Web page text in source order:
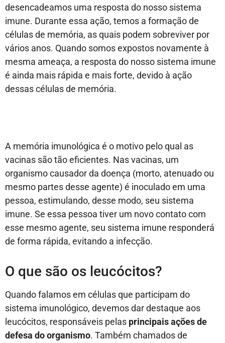
desencadeamos uma resposta do nosso sistema
imune. Durante essa ação, temos a formação de
células de memória, as quais podem sobreviver por
vários anos. Quando somos expostos novamente à
mesma ameaça, a resposta do nosso sistema imune
é ainda mais rápida e mais forte, devido à ação
dessas células de memória.
A memória imunológica é o motivo pelo qual as
vacinas são tão eficientes. Nas vacinas, um
organismo causador da doença (morto, atenuado ou
mesmo partes desse agente) é inoculado em uma
pessoa, estimulando, desse modo, seu sistema
imune. Se essa pessoa tiver um novo contato com
esse mesmo agente, seu sistema imune responderá
de forma rápida, evitando a infecção.
O que são os leucócitos?
Quando falamos em células que participam do
sistema imunológico, devemos dar destaque aos
leucócitos, responsáveis pelas principais ações de
defesa do organismo. Também chamados de